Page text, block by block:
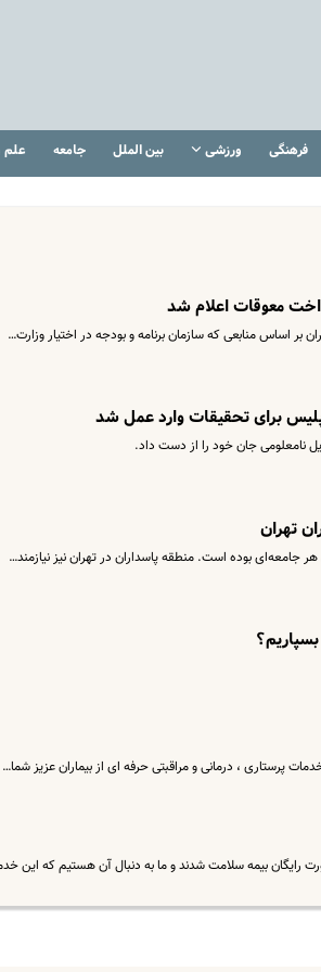
فرهنگی ورزشی بین الملل جامعه علم
معوقات اعلام شد
بر اساس منابعی که سازمان برنامه و بودجه در اختیار وزارت…
برای تحقیقات وارد عمل شد
نامعلومی جان خود را از دست داد.
تهران
جامعه‌ای بوده است. منطقه پاسداران در تهران نیز نیازمند…
پرستاری ، درمانی و مراقبتی حرفه ای از بیماران عزیز شما…